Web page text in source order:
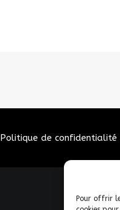
Pour offrir
Politique de confidentialité